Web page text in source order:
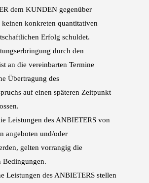
dem KUNDEN gegenüber
konkreten quantitativen
Erfolg schuldet.
durch den
an die vereinbarten Termine
Übertragung des
auf einen späteren Zeitpunkt
Leistungen des ANBIETERS von
angeboten und/oder
gelten vorrangig die
Bedingungen.
Leistungen des ANBIETERS stellen